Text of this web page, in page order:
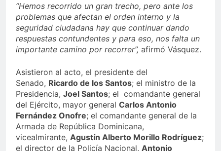
“Hemos recorrido un gran trecho, pero ante los
problemas que afectan el orden interno y la
seguridad ciudadana hay que continuar dando
respuestas contundentes y para eso, nos falta un
importante camino por recorrer”, afirmó Vásquez.
Asistieron al acto, el presidente del
Senado, Ricardo de los Santos; el ministro de la
Presidencia, Joel Santos; el comandante general
del Ejército, mayor general Carlos Antonio
Fernández Onofre; el comandante general de la
Armada de República Dominicana,
vicealmirante, Agustín Alberto Morillo Rodríguez;
el director de la Policía Nacional, Antonio